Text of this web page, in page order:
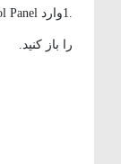
را باز کنید.